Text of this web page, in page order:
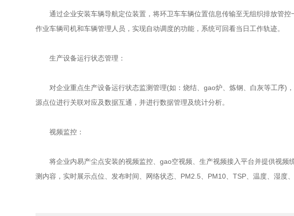
通过企业安装车辆导航定位装置，将环卫车车辆位置信息传输至无组织排放管控
作业车辆司机和车辆管理人员，实现自动调度的功能，系统可回看当日工作轨迹。
生产设备运行状态管理：
对企业重点生产设备运行状态监测管理(如：烧结、gao炉、炼钢、白灰等工序)
源点位进行关联对应及数据互通，并进行数据管理及统计分析。
视频监控：
将企业内易产尘点安装的视频监控、gao空视频、生产视频接入平台并提供视频
测内容，实时展示点位、发布时间、网络状态、PM2.5、PM10、TSP、温度、湿度